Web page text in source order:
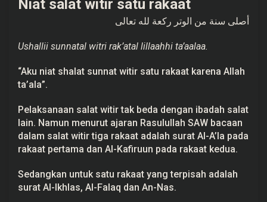
Niat salat witir satu rakaat
أصلى سنة من الوتر ركعة لله تعالى
Ushallii sunnatal witri rak’atal lillaahhi ta’aalaa.
“Aku niat shalat sunnat witir satu rakaat karena Allah
ta’ala”.
Pelaksanaan salat witir tak beda dengan ibadah salat
lain. Namun menurut ajaran Rasulullah SAW bacaan
dalam salat witir tiga rakaat adalah surat Al-A’la pada
rakaat pertama dan Al-Kafiruun pada rakaat kedua.
Sedangkan untuk satu rakaat yang terpisah adalah
surat Al-Ikhlas, Al-Falaq dan An-Nas.